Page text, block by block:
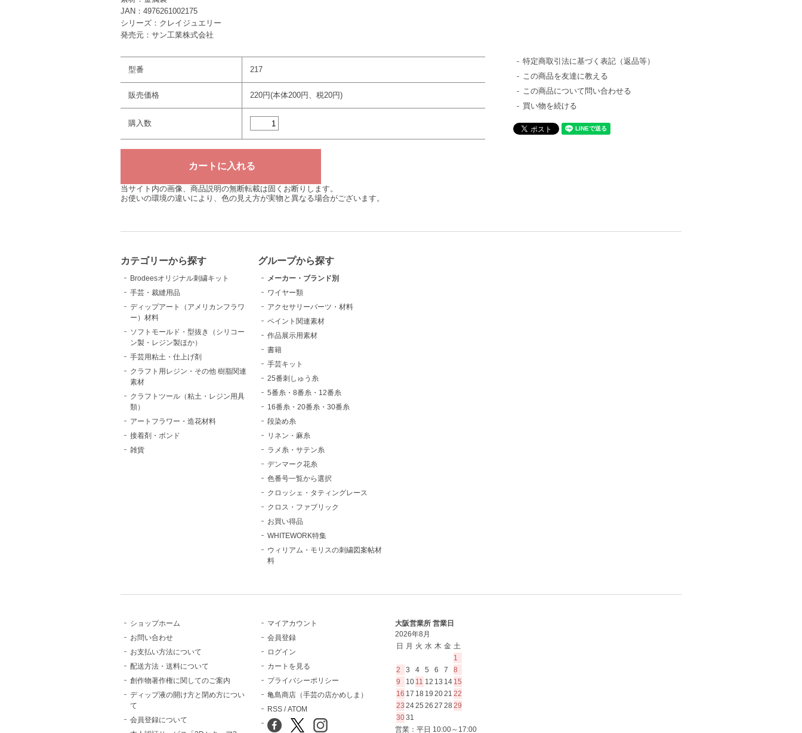
JAN：4976261002175
シリーズ：クレイジュエリー
発売元：サン工業株式会社
型番 217
販売価格 220円(本体200円、税20円)
購入数
当サイト内の画像、商品説明の無断転載は固くお断りします。
お使いの環境の違いにより、色の見え方が実物と異なる場合がございます。
特定商取引法に基づく表記（返品等）
この商品を友達に教える
この商品について問い合わせる
買い物を続ける
カテゴリーから探す
Brodeesオリジナル刺繍キット
手芸・裁縫用品
ディップアート（アメリカンフラワ
ー）材料
ソフトモールド・型抜き（シリコー
ン製・レジン製ほか）
手芸用粘土・仕上げ剤
クラフト用レジン・その他 樹脂関連
素材
クラフトツール（粘土・レジン用具
類）
アートフラワー・造花材料
接着剤・ボンド
雑貨
グループから探す
メーカー・ブランド別
ワイヤー類
アクセサリーパーツ・材料
ペイント関連素材
作品展示用素材
書籍
手芸キット
25番刺しゅう糸
5番糸・8番糸・12番糸
16番糸・20番糸・30番糸
段染め糸
リネン・麻糸
ラメ糸・サテン糸
デンマーク花糸
色番号一覧から選択
クロッシェ・タティングレース
クロス・ファブリック
お買い得品
WHITEWORK特集
ウィリアム・モリスの刺繍図案帖材
料
ショップホーム
お問い合わせ
お支払い方法について
配送方法・送料について
創作物著作権に関してのご案内
ディップ液の開け方と閉め方につい
て
会員登録について
マイアカウント
会員登録
ログイン
カートを見る
プライバシーポリシー
亀島商店（手芸の店かめしま）
RSS /ATOM
大阪営業所 営業日
2026年8月
日
月 火 水 木 金 土
1
2
3 4 5 6 7
8
9
10 11 12 13 14 15
16 17 18 19 2021 22
23 2425 26 27 28 29
3031
営業：平日 10:00～17:00